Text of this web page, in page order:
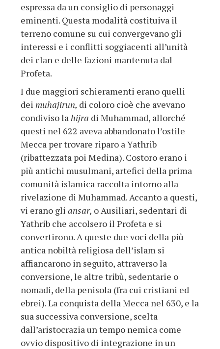
espressa da un consiglio di personaggi
eminenti. Questa modalità costituiva il
terreno comune su cui convergevano gli
interessi e i conflitti soggiacenti all’unità
dei clan e delle fazioni mantenuta dal
Profeta.
I due maggiori schieramenti erano quelli
dei muhajirun, di coloro cioè che avevano
condiviso lahijra di Muhammad, allorché
questi nel 622 aveva abbandonato l’ostile
Mecca per trovare riparo a Yathrib
(ribattezzata poi Medina). Costoro erano i
più antichi musulmani, artefici della prima
comunità islamica raccolta intorno alla
rivelazione di Muhammad. Accanto a questi,
vi erano gli ansar, o Ausiliari, sedentari di
Yathrib che accolsero il Profeta e si
convertirono. A queste due voci della più
antica nobiltà religiosa dell’islam si
affiancarono in seguito, attraverso la
conversione, le altre tribù, sedentarie o
nomadi, della penisola (fra cui cristiani ed
ebrei). La conquista della Mecca nel 630, e la
sua successiva conversione, scelta
dall’aristocrazia un tempo nemica come
ovvio dispositivo di integrazione in un